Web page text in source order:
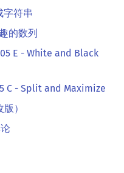
字符串
的数列
E - White and Black
C - Split and Maximize
）